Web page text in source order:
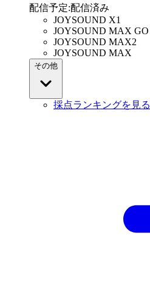
配信予定:配信済み
JOYSOUND X1
JOYSOUND MAX GO
JOYSOUND MAX2
JOYSOUND MAX
その他
採点ランキングを見る